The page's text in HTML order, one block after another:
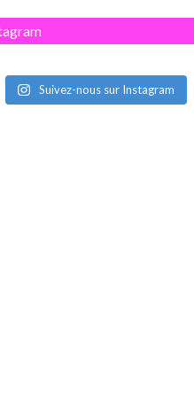
Suivez-nous sur Instagram